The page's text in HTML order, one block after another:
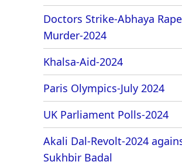
Doctors Strike-Abhaya Rape
Murder-2024
Khalsa-Aid-2024
Paris Olympics-July 2024
UK Parliament Polls-2024
Akali Dal-Revolt-2024
Sukhbir Badal